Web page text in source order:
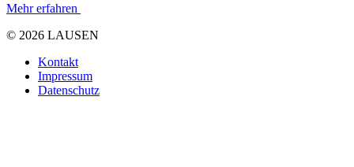
Mehr erfahren
© 2026 LAUSEN
Kontakt
Impressum
Datenschutz